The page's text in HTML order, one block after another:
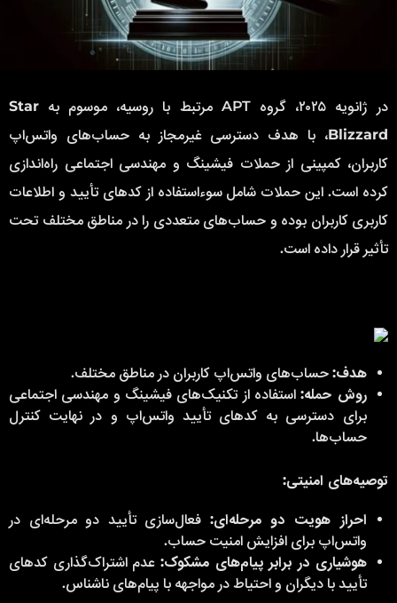
در ژانویه ۲۰۲۵، گروه APT مرتبط با روسیه، موسوم به
Star
Blizzard، با هدف دسترسی غیرمجاز به حساب‌های واتس‌اپ
کاربران، کمپینی از حملات فیشینگ و مهندسی اجتماعی راه‌اندازی
کرده است. این حملات شامل سوءاستفاده از کدهای تأیید و اطلاعات
کاربری کاربران بوده و حساب‌های متعددی را در مناطق مختلف تحت
تأثیر قرار داده است.
هدف: حساب‌های واتس‌اپ کاربران در مناطق مختلف.
روش حمله:استفاده از تکنیک‌های فیشینگ و مهندسی اجتماعی
برای دسترسی به کدهای تأیید واتس‌اپ و در نهایت کنترل
حساب‌ها.
توصیه‌های امنیتی:
احراز هویت دو مرحله‌ای: فعال‌سازی تأیید دو مرحله‌ای در
واتس‌اپ برای افزایش امنیت حساب.
هوشیاری در برابر پیام‌های مشکوک: عدم اشتراک‌گذاری کدهای
تأیید با دیگران و احتیاط در مواجهه با پیام‌های ناشناس.